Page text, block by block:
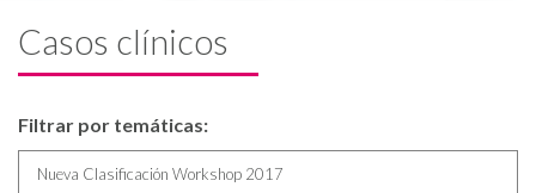
Casos clínicos
Filtrar por temáticas:
Nueva Clasificación Workshop 2017